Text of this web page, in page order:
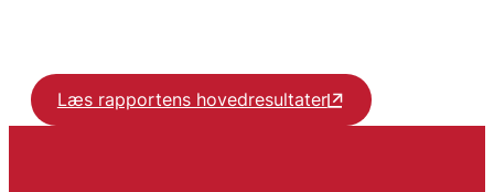
Læs rapportens hovedresultater